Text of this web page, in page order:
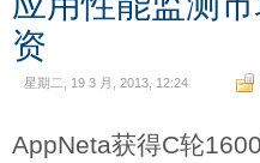
资
星期二, 19 3 月, 2013, 12:24
AppNeta获得C轮